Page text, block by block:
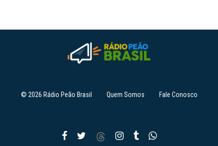
© 2026 Rádio Peão Brasil Quem Somos Fale Conosco